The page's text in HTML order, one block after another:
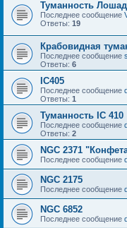
Туманность
Последнее сообщение
Ответы: 19
Крабовидная
Последнее сообщение
Ответы: 6
IC405
Последнее сообщение
Ответы: 1
Туманность IC 410
Последнее сообщение
Ответы: 2
NGC 2371
Последнее сообщение
NGC 2175
Последнее сообщение
NGC 6852
Последнее сообщение